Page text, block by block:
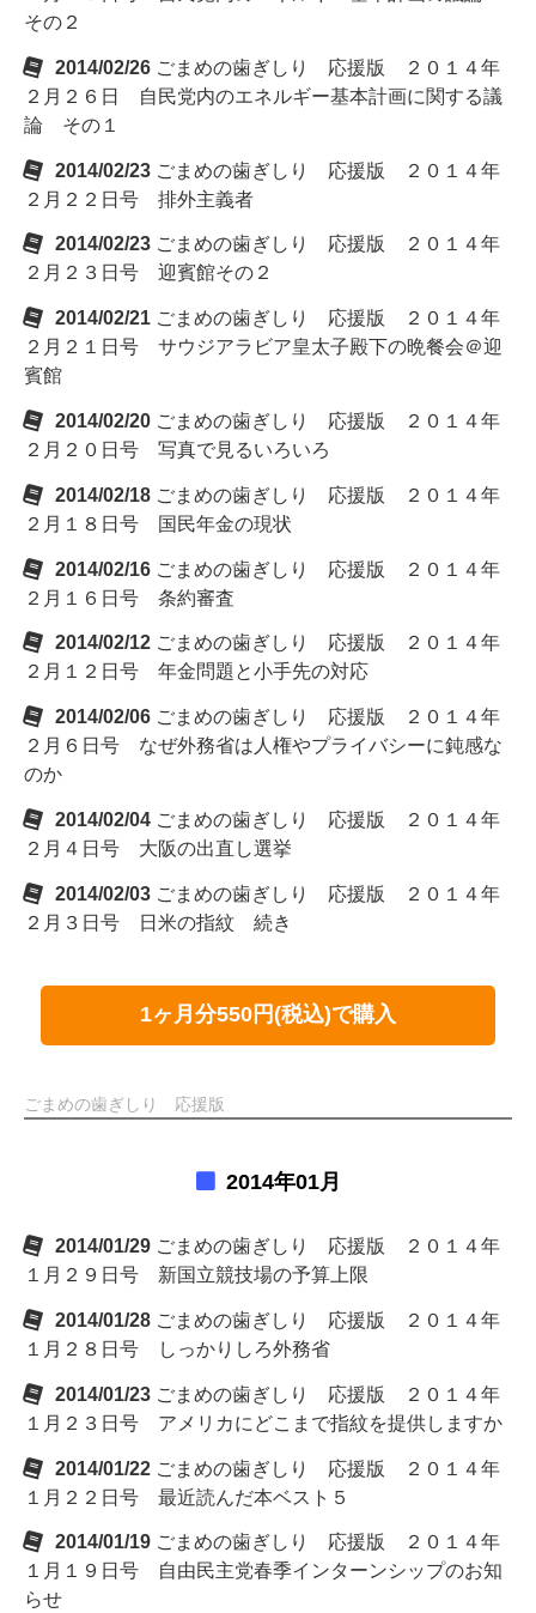
その２
2014/02/26 ごまめの歯ぎしり 応援版 ２０１４年
２月２６日 自民党内のエネルギー基本計画に関する議
論 その１
2014/02/23 ごまめの歯ぎしり 応援版 ２０１４年
２月２２日号 排外主義者
2014/02/23 ごまめの歯ぎしり 応援版 ２０１４年
２月２３日号 迎賓館その２
2014/02/21 ごまめの歯ぎしり 応援版 ２０１４年
２月２１日号 サウジアラビア皇太子殿下の晩餐会＠迎
賓館
2014/02/20 ごまめの歯ぎしり 応援版 ２０１４年
２月２０日号 写真で見るいろいろ
2014/02/18 ごまめの歯ぎしり 応援版 ２０１４年
２月１８日号 国民年金の現状
2014/02/16 ごまめの歯ぎしり 応援版 ２０１４年
２月１６日号 条約審査
2014/02/12 ごまめの歯ぎしり 応援版 ２０１４年
２月１２日号 年金問題と小手先の対応
2014/02/06 ごまめの歯ぎしり 応援版 ２０１４年
２月６日号 なぜ外務省は人権やプライバシーに鈍感な
のか
2014/02/04 ごまめの歯ぎしり 応援版 ２０１４年
２月４日号 大阪の出直し選挙
2014/02/03 ごまめの歯ぎしり 応援版 ２０１４年
２月３日号 日米の指紋 続き
1ヶ月分550円(税込)で購入
ごまめの歯ぎしり 応援版
2014年01月
2014/01/29 ごまめの歯ぎしり 応援版 ２０１４年
１月２９日号 新国立競技場の予算上限
2014/01/28 ごまめの歯ぎしり 応援版 ２０１４年
１月２８日号 しっかりしろ外務省
2014/01/23 ごまめの歯ぎしり 応援版 ２０１４年
１月２３日号 アメリカにどこまで指紋を提供しますか
2014/01/22 ごまめの歯ぎしり 応援版 ２０１４年
１月２２日号 最近読んだ本ベスト５
2014/01/19 ごまめの歯ぎしり 応援版 ２０１４年
１月１９日号 自由民主党春季インターンシップのお知
らせ